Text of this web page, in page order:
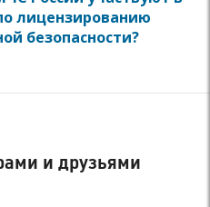
лицензированию
безопасности?
и друзьями